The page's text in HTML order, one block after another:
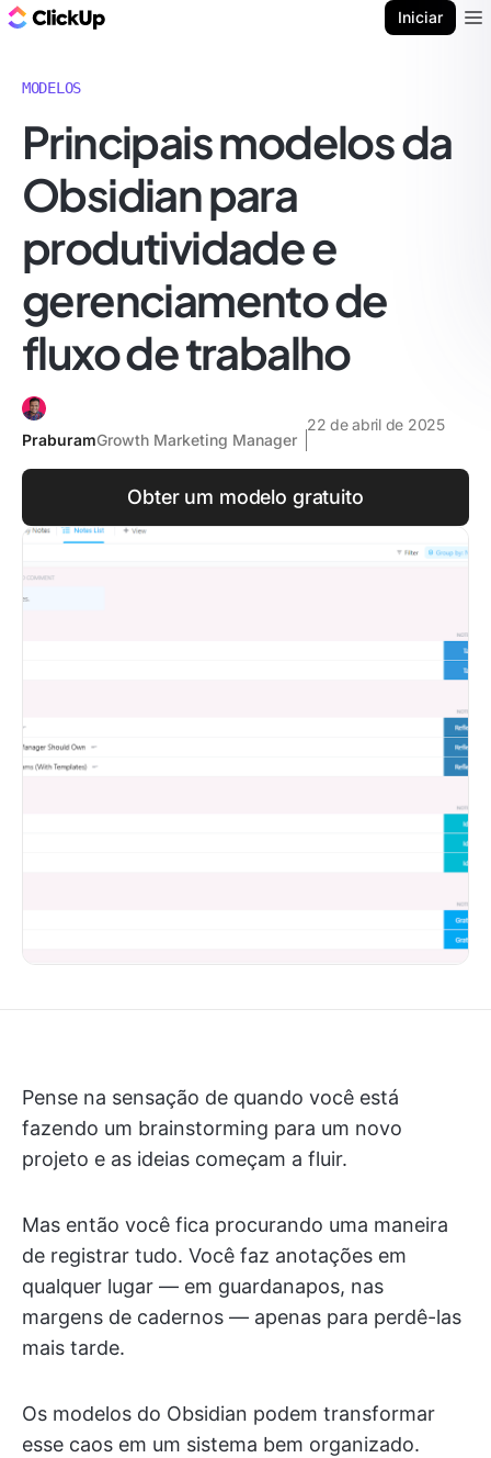
Iniciar
MODELOS
Principais modelos da
Obsidian para
produtividade e
gerenciamento de
fluxo de trabalho
PraburamGrowth Marketing Manager
22 de abril de 2025
Obter um modelo gratuito
Pense na sensação de quando você está
fazendo um brainstorming para um novo
projeto e as ideias começam a fluir.
Mas então você fica procurando uma maneira
de registrar tudo. Você faz anotações em
qualquer lugar — em guardanapos, nas
margens de cadernos — apenas para perdê-las
mais tarde.
Os modelos do Obsidian podem transformar
esse caos em um sistema bem organizado.